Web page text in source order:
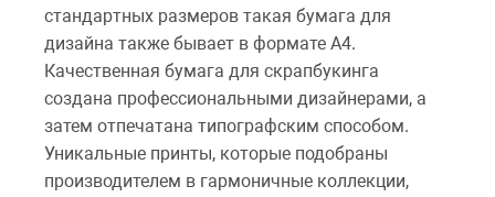
стандартных размеров такая бумага для
дизайна также бывает в формате А4.
Качественная бумага для скрапбукинга
создана профессиональными дизайнерами, а
затем отпечатана типографским способом.
Уникальные принты, которые подобраны
производителем в гармоничные коллекции,